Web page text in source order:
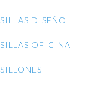
SILLAS DISEÑO
SILLAS OFICINA
SILLONES